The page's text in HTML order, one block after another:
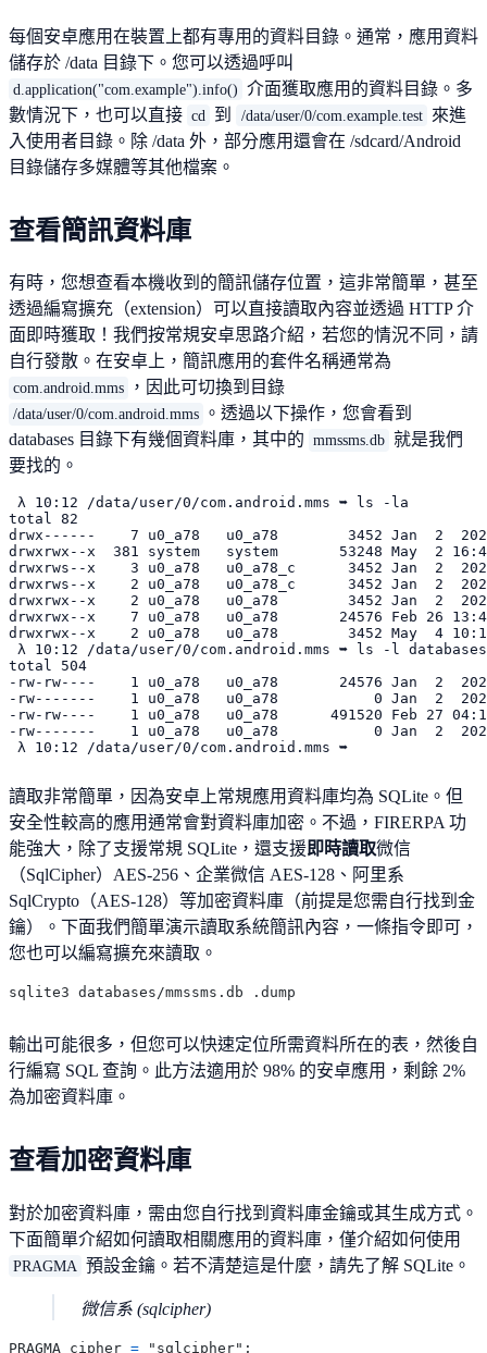
每個安卓應用在裝置上都有專用的資料目錄。通常，應用資料
儲存於 /data 目錄下。您可以透過呼叫
d.application("com.example").info() 介面獲取應用的資料目錄。多
數情況下，也可以直接 cd 到 /data/user/0/com.example.test
來進
入使用者目錄。除 /data 外，部分應用還會在 /sdcard/Android
目錄儲存多媒體等其他檔案。
查看簡訊資料庫
有時，您想查看本機收到的簡訊儲存位置，這非常簡單，甚至
透過編寫擴充（extension）可以直接讀取內容並透過 HTTP 介
面即時獲取！我們按常規安卓思路介紹，若您的情況不同，請
自行發散。在安卓上，簡訊應用的套件名稱通常為
com.android.mms ，因此可切換到目錄
/data/user/0/com.android.mms 。透過以下操作，您會看到
databases 目錄下有幾個資料庫，其中的
mmssms.db 就是我們
要找的。
λ 10:12 /data/user/0/com.android.mms ➥ ls -la
total 82
drwx------    7 u0_a78   u0_a78        3452 Jan  2
drwxrwx--x  381 system   system       53248 May  2
drwxrws--x    3 u0_a78   u0_a78_c      3452 Jan  2
drwxrws--x    2 u0_a78   u0_a78_c      3452 Jan  2
drwxrwx--x    2 u0_a78   u0_a78        3452 Jan  2
drwxrwx--x    7 u0_a78   u0_a78       24576 Feb 26
drwxrwx--x    2 u0_a78   u0_a78        3452 May  4
λ 10:12 /data/user/0/com.android.mms ➥ ls -l
total 504
-rw-rw----    1 u0_a78   u0_a78       24576 Jan  2  2021
-rw-------    1 u0_a78   u0_a78           0 Jan  2  2021
-rw-rw----    1 u0_a78   u0_a78      491520 Feb 27 04:18
-rw-------    1 u0_a78   u0_a78           0 Jan  2  2021
讀取非常簡單，因為安卓上常規應用資料庫均為 SQLite。但
安全性較高的應用通常會對資料庫加密。不過，FIRERPA 功
能強大，除了支援常規 SQLite，還支援即時讀取微信
（SqlCipher）AES-256、企業微信 AES-128、阿里系
SqlCrypto（AES-128）等加密資料庫（前提是您需自行找到金
鑰）。下面我們簡單演示讀取系統簡訊內容，一條指令即可，
您也可以編寫擴充來讀取。
輸出可能很多，但您可以快速定位所需資料所在的表，然後自
行編寫 SQL 查詢。此方法適用於 98% 的安卓應用，剩餘 2%
為加密資料庫。
查看加密資料庫
對於加密資料庫，需由您自行找到資料庫金鑰或其生成方式。
下面簡單介紹如何讀取相關應用的資料庫，僅介紹如何使用
PRAGMA 預設金鑰。若不清楚這是什麼，請先了解 SQLite。
微信系 (sqlcipher)
PRAGMA cipher = "sqlcipher";